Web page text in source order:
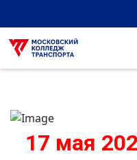
17 мая